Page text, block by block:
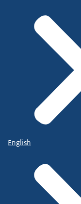
English